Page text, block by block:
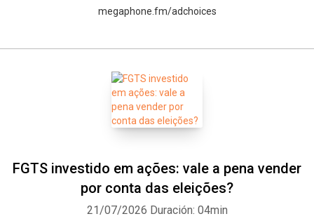
megaphone.fm/adchoices
FGTS investido em ações: vale a pena vender
por conta das eleições?
21/07/2026 Duración: 04min
Facebook